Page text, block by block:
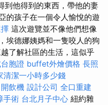
到他得到的東西，帶他的妻
的孩子在一個令人愉悅的遊
這次遊覽並不像他們想像
埃德娜姨媽和一隻咬人的狗
了解社區的生活，這似乎
胞證 buffet外燴價格 長照
清潔一小時多少錢
開飲機 設計公司 全口重建
手術 台北月子中心 紐約雜